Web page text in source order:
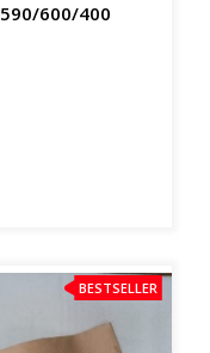
Worek flizelinowy do Ghibli AS 590/600/400
BESTSELLER